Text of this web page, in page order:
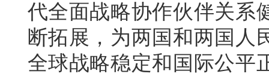
代全面战略协作伙伴关系
断拓展，为两国和两国人
全球战略稳定和国际公平